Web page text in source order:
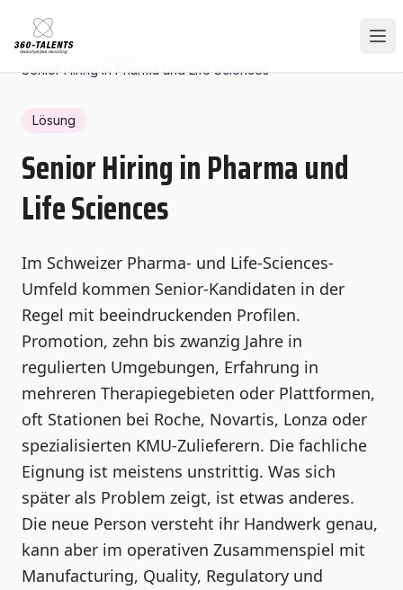
Home/Hub
Senior Hiring in Pharma und Life Sciences
Lösung
Senior Hiring in Pharma und
Life Sciences
Im Schweizer Pharma- und Life-Sciences-
Umfeld kommen Senior-Kandidaten in der
Regel mit beeindruckenden Profilen.
Promotion, zehn bis zwanzig Jahre in
regulierten Umgebungen, Erfahrung in
mehreren Therapiegebieten oder Plattformen,
oft Stationen bei Roche, Novartis, Lonza oder
spezialisierten KMU-Zulieferern. Die fachliche
Eignung ist meistens unstrittig. Was sich
später als Problem zeigt, ist etwas anderes.
Die neue Person versteht ihr Handwerk genau,
kann aber im operativen Zusammenspiel mit
Manufacturing, Quality, Regulatory und